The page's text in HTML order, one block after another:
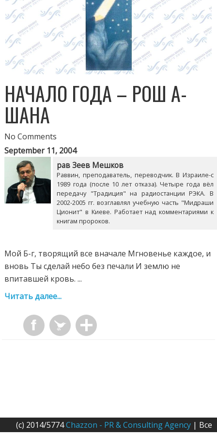
НАЧАЛО ГОДА – РОШ А-
ШАНА
No Comments
September 11, 2004
рав Зеев Мешков
Раввин, преподаватель, переводчик. В Израиле-с
1989 года (после 10 лет отказа). Четыре года вёл
передачу "Традиция" на радиостанции РЭКА. В
2002-2005 гг. возглавлял учебную часть "Мидраши
Ционит" в Киеве. Работает над комментариями к
книгам пророков.
Мой Б-г, творящий все вначале Мгновенье каждое, и
вновь Ты сделай небо без печали И землю не
впитавшей кровь. ...
Читать далее...
(c) 2014/5774Chazzon - PR & Consulting Agency| Все